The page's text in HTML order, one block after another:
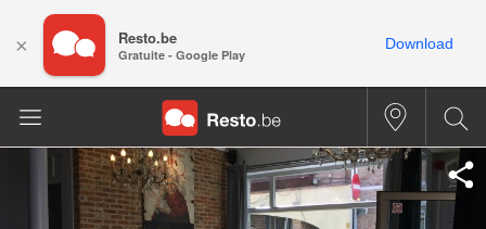
× Resto.be
Gratuite - Google Play
Download